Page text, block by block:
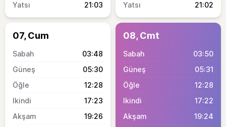
21:03
21:02
07, Cum
03:48
05:30
12:28
17:23
19:26
08, Cmt
03:50
05:31
12:28
17:22
19:24